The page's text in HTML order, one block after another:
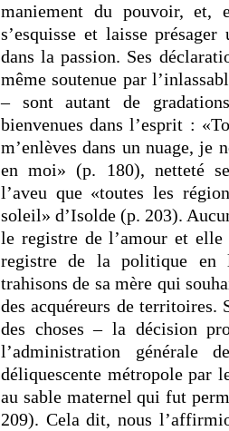
maniement du pouvoir, et,
s’esquisse et laisse
dans la passion. Ses
même soutenue par
– sont autant de
bienvenues dans l’esprit :
m’enlèves dans un nuage, je
en moi» (p. 180), netteté
l’aveu que «toutes les
soleil» d’Isolde (p. 203).
le registre de l’amour et
registre de la politique en
trahisons de sa mère qui
des acquéreurs de territoires.
des choses – la décision
l’administration générale
déliquescente métropole par
au sable maternel qui fut
209). Cela dit, nous